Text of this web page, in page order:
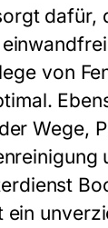
von
Wege,